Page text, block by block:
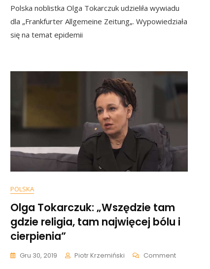
Nad
Czasach”
Polska noblistka Olga Tokarczuk udzieliła wywiadu
dla „Frankfurter Allgemeine Zeitung„. Wypowiedziała
się na temat epidemii
POLSKA
Olga Tokarczuk: „Wszędzie tam
gdzie religia, tam najwięcej bólu i
cierpienia”
Gru 30, 2019 Piotr Krzemiński CommentOn